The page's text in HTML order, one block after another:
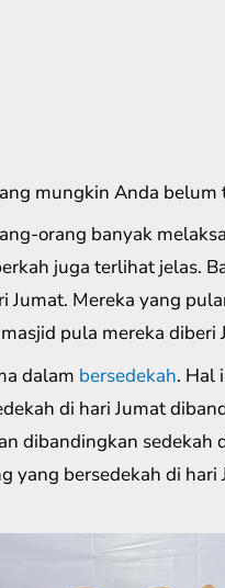
mungkin Anda belum
orang banyak
juga terlihat jelas.
Jumat. Mereka yang
pula mereka diberi
dalam bersedekah. Hal
di hari Jumat
dibandingkan
yang bersedekah di